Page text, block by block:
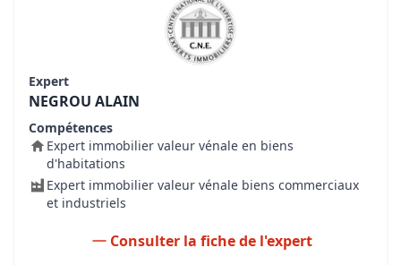
Expert
NEGROU ALAIN
Compétences
Expert immobilier valeur vénale en biens
d'habitations
Expert immobilier valeur vénale biens commerciaux
et industriels
Consulter la fiche de l'expert